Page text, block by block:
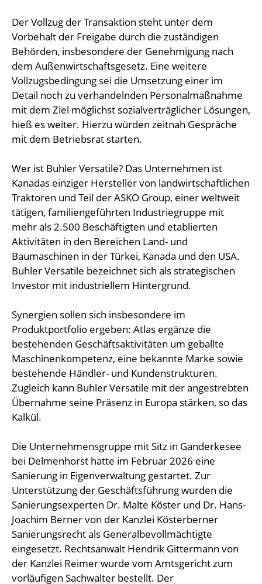
Der Vollzug der Transaktion steht unter dem
Vorbehalt der Freigabe durch die zuständigen
Behörden, insbesondere der Genehmigung nach
dem Außenwirtschaftsgesetz. Eine weitere
Vollzugsbedingung sei die Umsetzung einer im
Detail noch zu verhandelnden Personalmaßnahme
mit dem Ziel möglichst sozialverträglicher Lösungen,
hieß es weiter. Hierzu würden zeitnah Gespräche
mit dem Betriebsrat starten.
Wer ist Buhler Versatile? Das Unternehmen ist
Kanadas einziger Hersteller von landwirtschaftlichen
Traktoren und Teil der ASKO Group, einer weltweit
tätigen, familiengeführten Industriegruppe mit
mehr als 2.500 Beschäftigten und etablierten
Aktivitäten in den Bereichen Land- und
Baumaschinen in der Türkei, Kanada und den USA.
Buhler Versatile bezeichnet sich als strategischen
Investor mit industriellem Hintergrund.
Synergien sollen sich insbesondere im
Produktportfolio ergeben: Atlas ergänze die
bestehenden Geschäftsaktivitäten um geballte
Maschinenkompetenz, eine bekannte Marke sowie
bestehende Händler- und Kundenstrukturen.
Zugleich kann Buhler Versatile mit der angestrebten
Übernahme seine Präsenz in Europa stärken, so das
Kalkül.
Die Unternehmensgruppe mit Sitz in Ganderkesee
bei Delmenhorst hatte im Februar 2026 eine
Sanierung in Eigenverwaltung gestartet. Zur
Unterstützung der Geschäftsführung wurden die
Sanierungsexperten Dr. Malte Köster und Dr. Hans-
Joachim Berner von der Kanzlei Kösterberner
Sanierungsrecht als Generalbevollmächtigte
eingesetzt. Rechtsanwalt Hendrik Gittermann von
der Kanzlei Reimer wurde vom Amtsgericht zum
vorläufigen Sachwalter bestellt. Der